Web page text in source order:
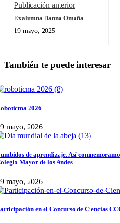
Publicación anterior
Exalumna Danna Omaña
19 mayo, 2025
También te puede interesar
2026
mayo, 2026
de aprendizaje. Así
Mayor de los Andes
mayo, 2026
en el Concurso de Ciencias